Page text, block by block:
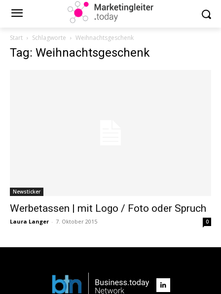
Start Schlagworte Weihnachtsgeschenk
Tag: Weihnachtsgeschenk
Newsticker
Werbetassen | mit Logo / Foto oder Spruch
Laura Langer - 7. Oktober 2015 0